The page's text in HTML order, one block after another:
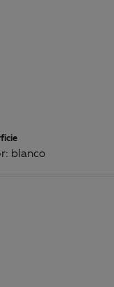
blanco